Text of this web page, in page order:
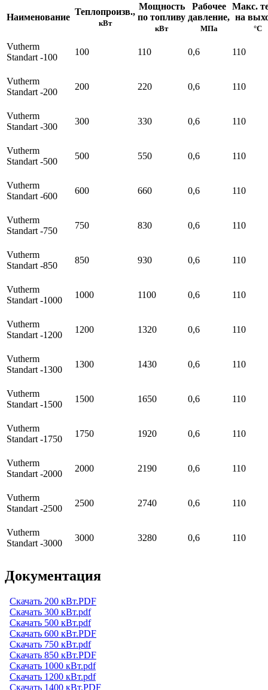
Наименование
Теплопроизв.,
кВт
Мощность
по топливу
кВт
Рабочее
давление,
МПа
Макс.
на
°С
Vutherm
Standart -100
100 110 0,6 110
Vutherm
Standart -200
200 220 0,6 110
Vutherm
Standart -300
300 330 0,6 110
Vutherm
Standart -500
500 550 0,6 110
Vutherm
Standart -600
600 660 0,6 110
Vutherm
Standart -750
750 830 0,6 110
Vutherm
Standart -850
850 930 0,6 110
Vutherm
Standart -1000
1000 1100 0,6 110
Vutherm
Standart -1200
1200 1320 0,6 110
Vutherm
Standart -1300
1300 1430 0,6 110
Vutherm
Standart -1500
1500 1650 0,6 110
Vutherm
Standart -1750
1750 1920 0,6 110
Vutherm
Standart -2000
2000 2190 0,6 110
Vutherm
Standart -2500
2500 2740 0,6 110
Vutherm
Standart -3000
3000 3280 0,6 110
Документация
Скачать 200 кВт.PDF
Скачать 300 кВт.pdf
Скачать 500 кВт.pdf
Скачать 600 кВт.PDF
Скачать 750 кВт.pdf
Скачать 850 кВт.PDF
Скачать 1000 кВт.pdf
Скачать 1200 кВт.pdf
Скачать 1400 кВт.PDF